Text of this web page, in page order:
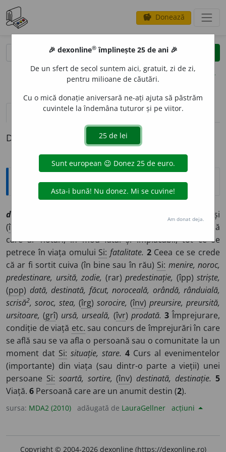
savings Donează
clear
opțiuni
definiții (1) pronunțievolume_up (50)
Definiția cu ID-ul 1061890:
Explicative DEX
dest
și
(înv
Forță sau voință supranaturală
care ar hotărî, în mod fatal și implacabil, tot ce se
petrece în viața omului Si: fatalitate. 2Ceea ce se crede
că ar fi sortit cuiva (în bine sau în rău) Si: menire, noroc,
predestinare, ursită, zodie, (rar) predestinație, (îpp) striște,
(pop) dată, destinată, făcut, noroceală, orândă, rânduială,
scrisă2, soroc, stea, (îrg) sorocire, (înv) preursire, preursită,
ursitoare, (grî) ursă, urseală, (îvr) prodată. 3Împrejurare,
condiție de viață etc. sau concurs de împrejurări în care
se află sau se va afla o persoană sau o comunitate la un
moment dat Si: situație, stare. 4 Curs al evenimentelor
(importante) din viața (sau dintr-o parte a vieții) unei
persoane Si: soartă, sortire, (înv)destinată, destinație. 5
Viață. 6 Persoană care are un anumit destin (2).
sursa: MDA2 (2010) adăugată de LauraGellner acțiuni
Copyright © 2004-2026 dexonline (https://dexonline.ro)
🎉 dexonline® împlinește 25 de ani 🎉
De un sfert de secol suntem aici, gratuit, zi de zi,
pentru milioane de căutări.
Cu o mică donație aniversară ne-ați ajuta să păstrăm
cuvintele la îndemâna tuturor și pe viitor.
Am donat deja.